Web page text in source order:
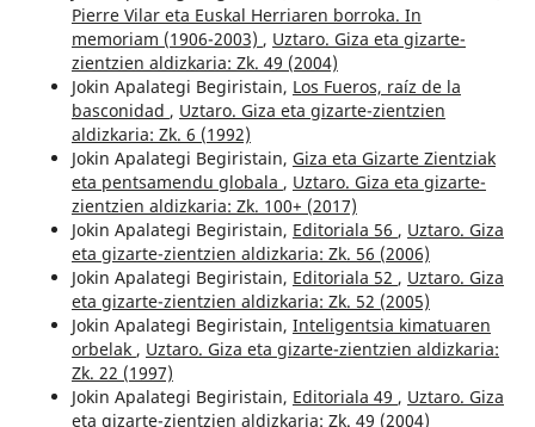
Pierre Vilar eta Euskal Herriaren borroka. In
memoriam (1906-2003) , Uztaro. Giza eta gizarte-
zientzien aldizkaria: Zk. 49 (2004)
Jokin Apalategi Begiristain, Los Fueros, raíz de la
basconidad , Uztaro. Giza eta gizarte-zientzien
aldizkaria: Zk. 6 (1992)
Jokin Apalategi Begiristain, Giza eta Gizarte Zientziak
eta pentsamendu globala , Uztaro. Giza eta gizarte-
zientzien aldizkaria: Zk. 100+ (2017)
Jokin Apalategi Begiristain, Editoriala 56 , Uztaro. Giza
eta gizarte-zientzien aldizkaria: Zk. 56 (2006)
Jokin Apalategi Begiristain, Editoriala 52 , Uztaro. Giza
eta gizarte-zientzien aldizkaria: Zk. 52 (2005)
Jokin Apalategi Begiristain, Inteligentsia kimatuaren
orbelak , Uztaro. Giza eta gizarte-zientzien aldizkaria:
Zk. 22 (1997)
Jokin Apalategi Begiristain, Editoriala 49 , Uztaro. Giza
eta gizarte-zientzien aldizkaria: Zk. 49 (2004)